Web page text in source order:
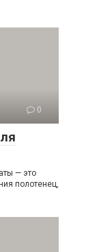
0
— это
полотенец,